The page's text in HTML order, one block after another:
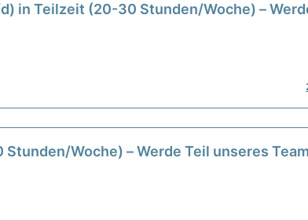
in Teilzeit (20-30 Stunden/Woche) –
Woche) – Werde Teil unseres